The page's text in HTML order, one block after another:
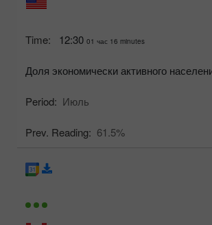
Time: 12:30 01 час 16 minutes
Доля экономически активного
Period: Июль
Prev. Reading: 61.5%